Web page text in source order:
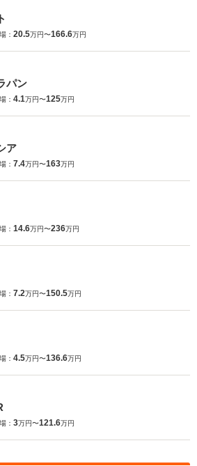
： 20.5万円〜166.6万円
パン
： 4.1万円〜125万円
ア
： 7.4万円〜163万円
： 14.6万円〜236万円
： 7.2万円〜150.5万円
： 4.5万円〜136.6万円
： 3万円〜121.6万円